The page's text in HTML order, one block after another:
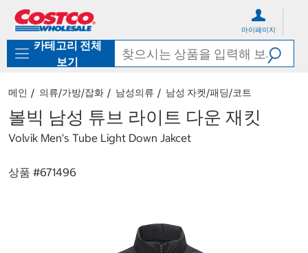
로
기
가
마이페이지
카테고리 전체
보기
메인 의류/가방/잡화 남성의류 남성 자켓/패딩/코트
볼빅 남성 튜브 라이트 다운 재킷
Volvik Men's Tube Light Down Jakcet
상품 #671496